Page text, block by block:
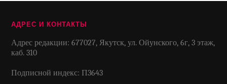
АДРЕС И КОНТАКТЫ
Адрес редакции: 677027, Якутск, ул. Ойунского, 6г, 3 этаж,
каб. 310
Подписной индекс: П3643